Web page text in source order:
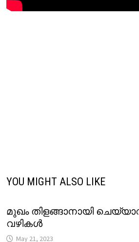
YOU MIGHT ALSO LIKE
മുഖം തിളങ്ങാനായി
വഴികൾ
May 21, 2023